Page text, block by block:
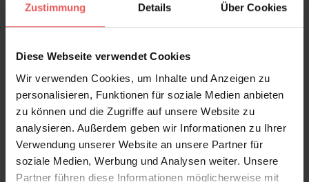
Zustimmung Details Über Cookies
Diese Webseite verwendet Cookies
Wir verwenden Cookies, um Inhalte und Anzeigen zu
personalisieren, Funktionen für soziale Medien anbieten
zu können und die Zugriffe auf unsere Website zu
analysieren. Außerdem geben wir Informationen zu Ihrer
Verwendung unserer Website an unsere Partner für
soziale Medien, Werbung und Analysen weiter. Unsere
Partner führen diese Informationen möglicherweise mit
Horizontal angeordnete Garne in wechselnden Farben
grober Textilstrang - Unlimited. Die gedämpften
Wohnatmosphäre. Die Vliestapete ist 92 cm breit und
kann pro laufendem Meter bestellt werden.
Produktdetails